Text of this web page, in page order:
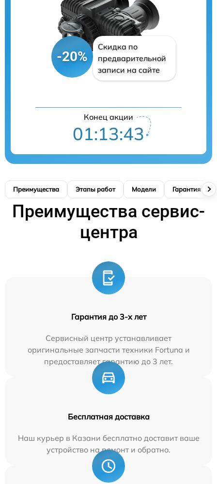
-20%
Скидка по
предварительной
записи на сайте
Конец акции
01:13:42
Преимущества Этапы работ Модели Гарантия
Преимущества сервис-
центра
Гарантия до 3-х лет
Сервисный центр устанавливает
оригинальные запчасти техники Fortuna и
предоставляет гарантию до 3 лет.
Бесплатная доставка
Наш курьер в Казани бесплатно доставит ваше
устройство на ремонт и обратно.